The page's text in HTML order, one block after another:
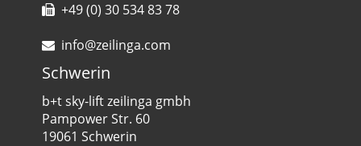
+49 (0) 30 534 83 78
info@zeilinga.com
Schwerin
b+t sky-lift zeilinga gmbh
Pampower Str. 60
19061 Schwerin